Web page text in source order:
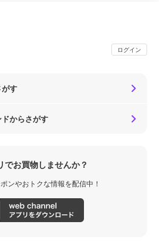
ログイン
がす
からさがす
でお買物しませんか？
ンやおトクな情報を配信中！